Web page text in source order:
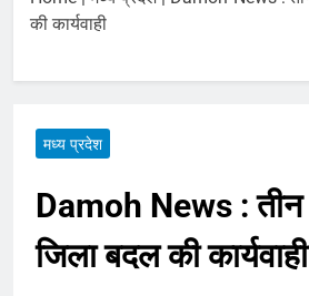
August
की कार्यवाही
मध्य प्रदेश
Damoh News : तीन
जिला बदल की कार्यवाही